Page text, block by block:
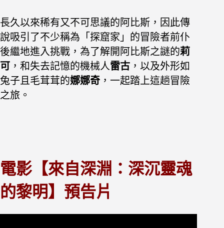
長久以來稀有又不可思議的阿比斯，因此傳
說吸引了不少稱為「探窟家」的冒險者前仆
後繼地進入挑戰，為了解開阿比斯之謎的莉
可 ，和失去記憶的機械人雷古 ，以及外形如
兔子且毛茸茸的娜娜奇 ，一起踏上這趟冒險
之旅。
電影【來自深淵：深沉靈魂
的黎明】預告片